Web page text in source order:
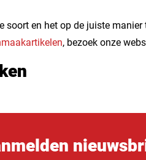
en het op de juiste
, bezoek onze